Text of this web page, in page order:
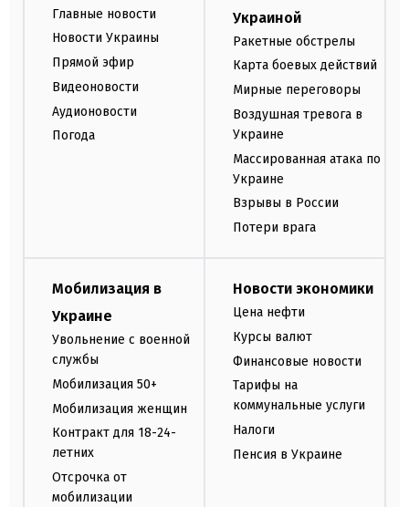
Главные новости
Новости Украины
Прямой эфир
Видеоновости
Аудионовости
Погода
Украиной
Ракетные обстрелы
Карта боевых действий
Мирные переговоры
Воздушная тревога в
Украине
Массированная атака по
Украине
Взрывы в России
Потери врага
Мобилизация в
Украине
Увольнение с военной
службы
Мобилизация 50+
Мобилизация женщин
Контракт для 18-24-
летних
Отсрочка от
мобилизации
Новости экономики
Цена нефти
Курсы валют
Финансовые новости
Тарифы на
коммунальные услуги
Налоги
Пенсия в Украине